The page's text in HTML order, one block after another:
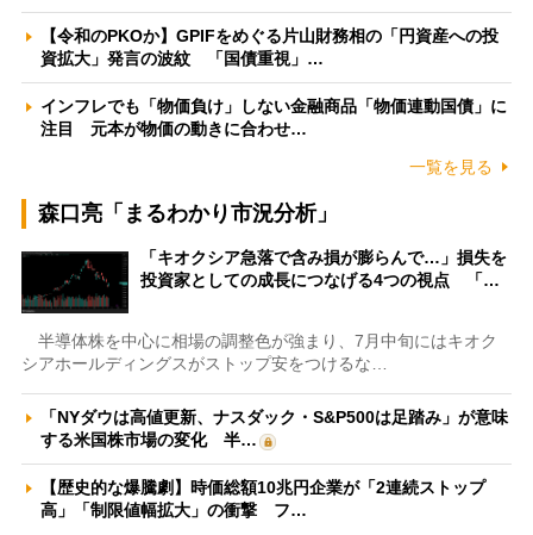
【令和のPKOか】GPIFをめぐる片山財務相の「円資産への投
資拡大」発言の波紋 「国債重視」…
インフレでも「物価負け」しない金融商品「物価連動国債」に
注目 元本が物価の動きに合わせ…
一覧を見る
森口亮「まるわかり市況分析」
「キオクシア急落で含み損が膨らんで…」損失を
投資家としての成長につなげる4つの視点 「…
半導体株を中心に相場の調整色が強まり、7月中旬にはキオク
シアホールディングスがストップ安をつけるな…
「NYダウは高値更新、ナスダック・S&P500は足踏み」が意味
する米国株市場の変化 半…
【歴史的な爆騰劇】時価総額10兆円企業が「2連続ストップ
高」「制限値幅拡大」の衝撃 フ…